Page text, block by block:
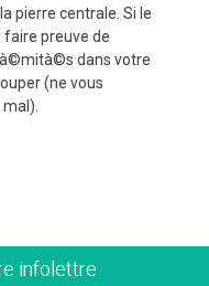
pierre centrale. Si le
faire preuve de
dans votre
(ne vous
infolettre